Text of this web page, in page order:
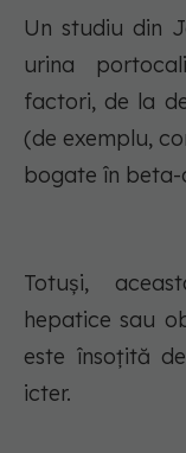
Un studiu din
urina
factori, de la
(de exemplu,
bogate în
Totuși,
hepatice sau
este însoțită
icter.